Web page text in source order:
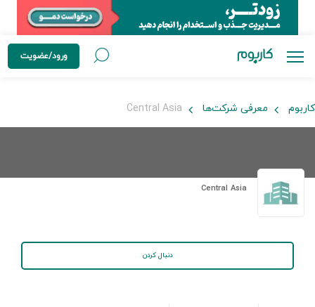
ورود/عضویت
کاربوم معرفی شرکت‌ها
Central Asia
دنبال کردن